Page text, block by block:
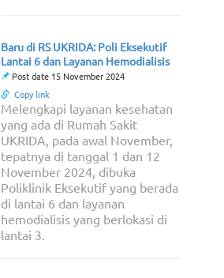
Baru di RS UKRIDA: Poli Eksekutif
Lantai 6 dan Layanan Hemodialisis
Post date 15 November 2024
Copy link
Melengkapi layanan kesehatan
yang ada di Rumah Sakit
UKRIDA, pada awal November,
tepatnya di tanggal 1 dan 12
November 2024, dibuka
Poliklinik Eksekutif yang berada
di lantai 6 dan layanan
hemodialisis yang berlokasi di
lantai 3.